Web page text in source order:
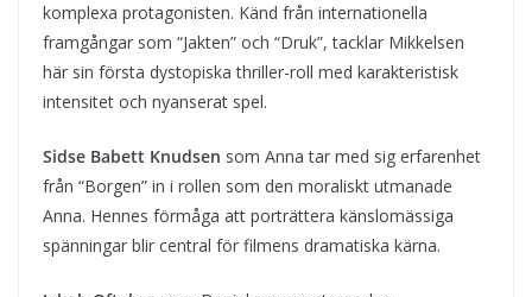
komplexa protagonisten. Känd från internationella
framgångar som “Jakten” och “Druk”, tacklar Mikkelsen
här sin första dystopiska thriller-roll med karakteristisk
intensitet och nyanserat spel.
Sidse Babett Knudsen som Anna tar med sig erfarenhet
från “Borgen” in i rollen som den moraliskt utmanade
Anna. Hennes förmåga att porträttera känslomässiga
spänningar blir central för filmens dramatiska kärna.